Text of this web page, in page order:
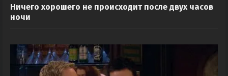
Ничего хорошего не происходит после двух часов
ночи